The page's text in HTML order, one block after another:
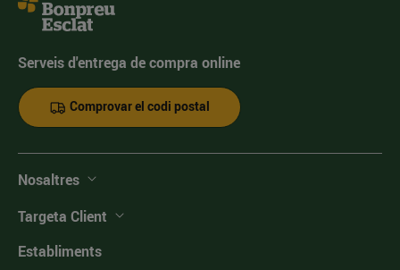
Serveis d'entrega de compra online
Comprovar el codi postal
Nosaltres
Targeta Client
Establiments